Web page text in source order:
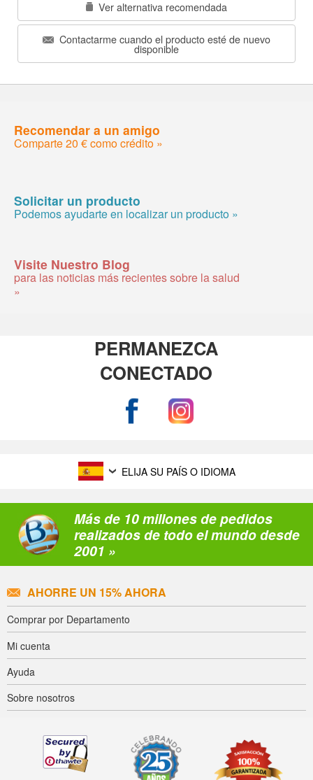
Ver alternativa recomendada
Contactarme cuando el producto esté de nuevo
disponible
Recomendar a un amigo
Comparte 20 € como crédito »
Solicitar un producto
Podemos ayudarte en localizar un producto »
Visite Nuestro Blog
para las noticias más recientes sobre la salud
»
PERMANEZCA
CONECTADO
ELIJA SU PAÍS O IDIOMA
Más de 10 millones de pedidos
realizados de todo el mundo desde
2001 »
AHORRE UN 15% AHORA
Comprar por Departamento
Mi cuenta
Ayuda
Sobre nosotros